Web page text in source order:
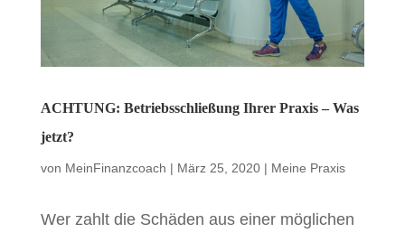
ACHTUNG: Betriebsschließung Ihrer Praxis – Was
jetzt?
von MeinFinanzcoach | März 25, 2020| Meine Praxis
Wer zahlt die Schäden aus einer möglichen